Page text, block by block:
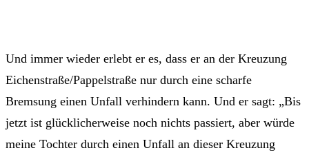
Und immer wieder erlebt er es, dass er an der Kreuzung
Eichenstraße/Pappelstraße nur durch eine scharfe
Bremsung einen Unfall verhindern kann. Und er sagt: „Bis
jetzt ist glücklicherweise noch nichts passiert, aber würde
meine Tochter durch einen Unfall an dieser Kreuzung